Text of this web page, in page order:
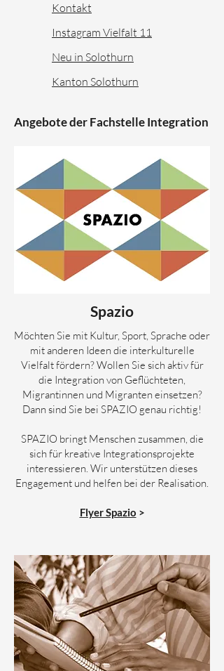
Kontakt
Instagram Vielfalt 11
Neu in Solothurn
Kanton Solothurn
Angebote der Fachstelle Integration
Spazio
Möchten Sie mit Kultur, Sport, Sprache oder
mit anderen Ideen die interkulturelle
Vielfalt fördern? Wollen Sie sich aktiv für
die Integration von Geflüchteten,
Migrantinnen und Migranten einsetzen?
Dann sind Sie bei SPAZIO genau richtig!
SPAZIO bringt Menschen zusammen, die
sich für kreative Integrationsprojekte
interessieren. Wir unterstützen dieses
Engagement und helfen bei der Realisation.
Flyer Spazio >